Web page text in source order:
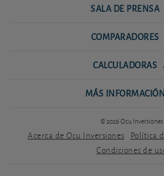
SALA DE PRENSA
COMPARADORES
CALCULADORAS
MÁS INFORMACIÓN
© 2026 Ocu Inversiones
Acerca de Ocu Inversiones Política
Condiciones de